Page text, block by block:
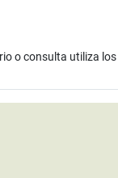
o consulta utiliza los